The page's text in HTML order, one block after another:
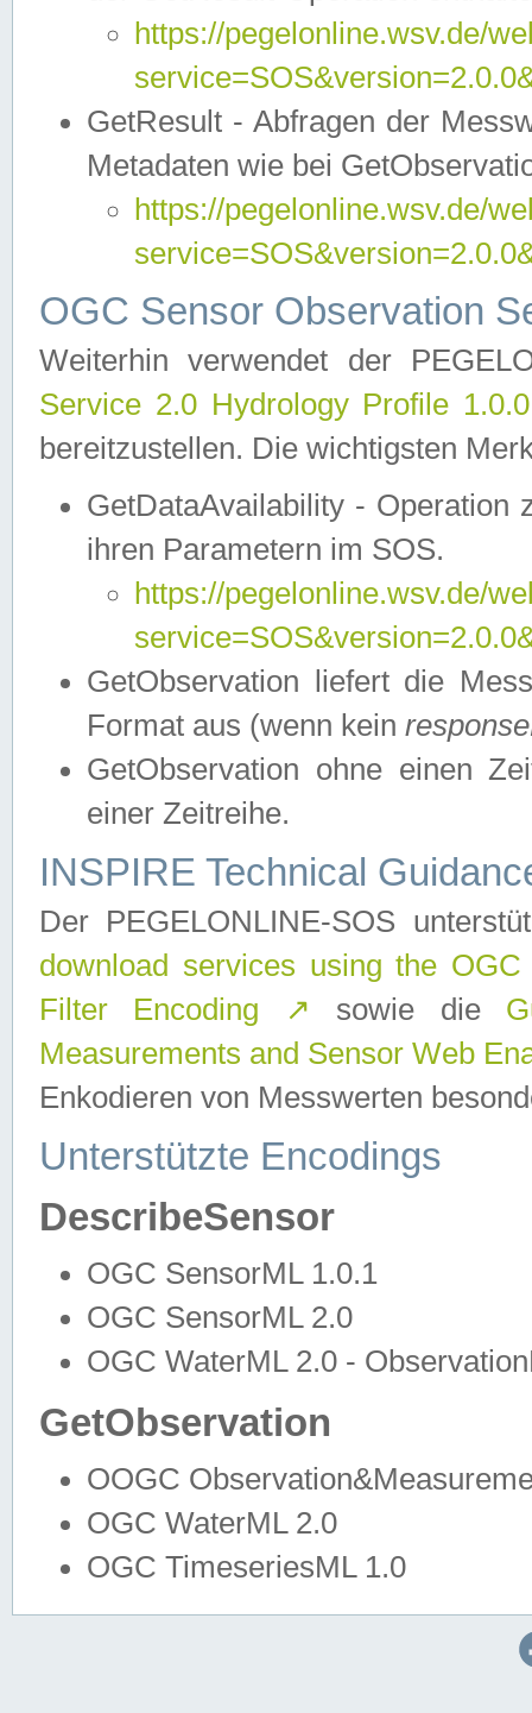
https://pegelonline.wsv.de/
GetResult - Abfragen der
Metadaten wie bei
https://pegelonline.wsv.de/
OGC Sensor Observation
Weiterhin verwendet der
Service 2.0 Hydrology Profile
bereitzustellen. Die wichtigsten
GetDataAvailability - Operation
ihren Parametern im SOS.
https://pegelonline.wsv.de/
GetObservation liefert die
Format aus (wenn kein
GetObservation ohne einen
einer Zeitreihe.
INSPIRE Technical
Der PEGELONLINE-SOS
download services using the
Filter Encoding
↗ sowie die
Measurements and Sensor Web
Enkodieren von Messwerten
Unterstützte Encodings
DescribeSensor
OGC SensorML 1.0.1
OGC SensorML 2.0
OGC WaterML 2.0 -
GetObservation
OOGC
OGC WaterML 2.0
OGC TimeseriesML 1.0